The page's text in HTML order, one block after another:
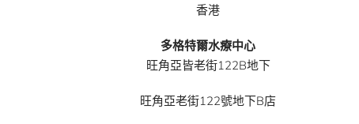
香港
多格特爾水療中心
旺角亞皆老街122B地下
旺角亞老街122號地下B店